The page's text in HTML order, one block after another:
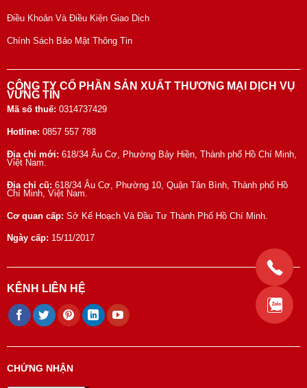
Điều Khoản Và Điều Kiện Giao Dịch
Chính Sách Bảo Mật Thông Tin
CÔNG TY CỔ PHẦN SẢN XUẤT THƯƠNG MẠI DỊCH VỤ
VỮNG TÍN
Mã số thuế: 0314737429
Hotline: 0857 557 788
Địa chỉ mới: 618/34 Âu Cơ, Phường Bảy Hiền, Thành phố Hồ Chí Minh,
Việt Nam.
Địa chỉ cũ: 618/34 Âu Cơ, Phường 10, Quận Tân Bình, Thành phố Hồ
Chí Minh, Việt Nam.
Cơ quan cấp: Sở Kế Hoạch Và Đầu Tư Thành Phố Hồ Chí Minh.
Ngày cấp: 15/11/2017
KÊNH LIÊN HỆ
CHỨNG NHẬN